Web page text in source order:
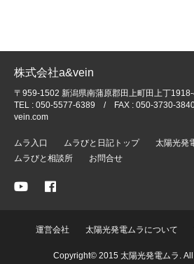
株式会社a&vein
〒959-1502 新潟県南蒲原郡田上町田上丁
TEL : 050-5577-6389 / FAX : 050-3730-3840 / mail :
vein.com
ムラ入口 ムラびと日記トップ
太陽光発
ムラびと相談所
お問合せ
運営会社 太陽光発電ムラについて
Copyright© 2015 太陽光発電ムラ.